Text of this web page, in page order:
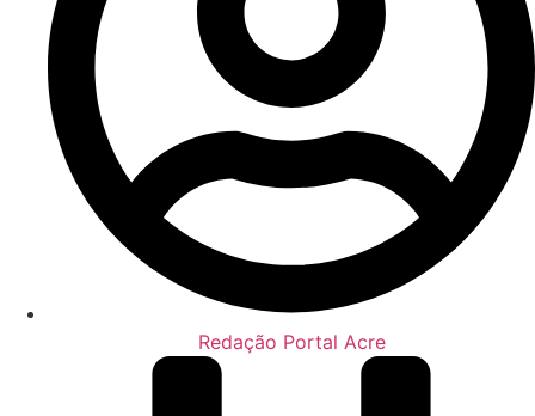
Redação Portal Acre